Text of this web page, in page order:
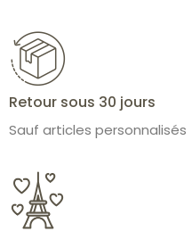
Retour sous 30 jours
Sauf articles personnalisés